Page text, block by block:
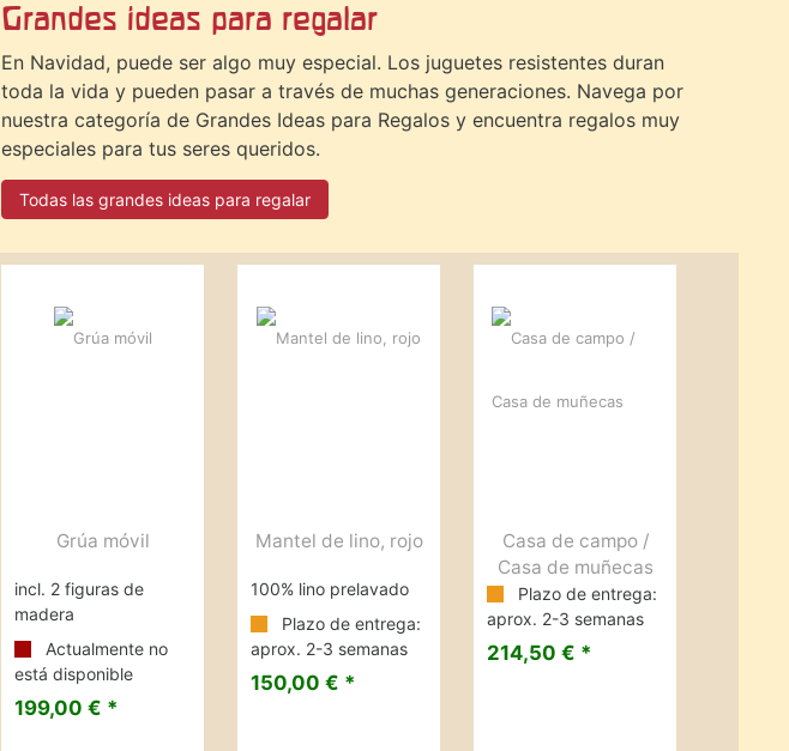
Grandes ideas para regalar
En Navidad, puede ser algo muy especial. Los juguetes resistentes duran
toda la vida y pueden pasar a través de muchas generaciones. Navega por
nuestra categoría de Grandes Ideas para Regalos y encuentra regalos muy
especiales para tus seres queridos.
Todas las grandes ideas para regalar
Grúa móvil
incl. 2 figuras de
madera
Actualmente no
está disponible
199,00 € *
Mantel de lino, rojo
100% lino prelavado
Plazo de entrega:
aprox. 2-3 semanas
150,00 € *
Casa de campo /
Casa de muñecas
Plazo de entrega:
aprox. 2-3 semanas
214,50 € *